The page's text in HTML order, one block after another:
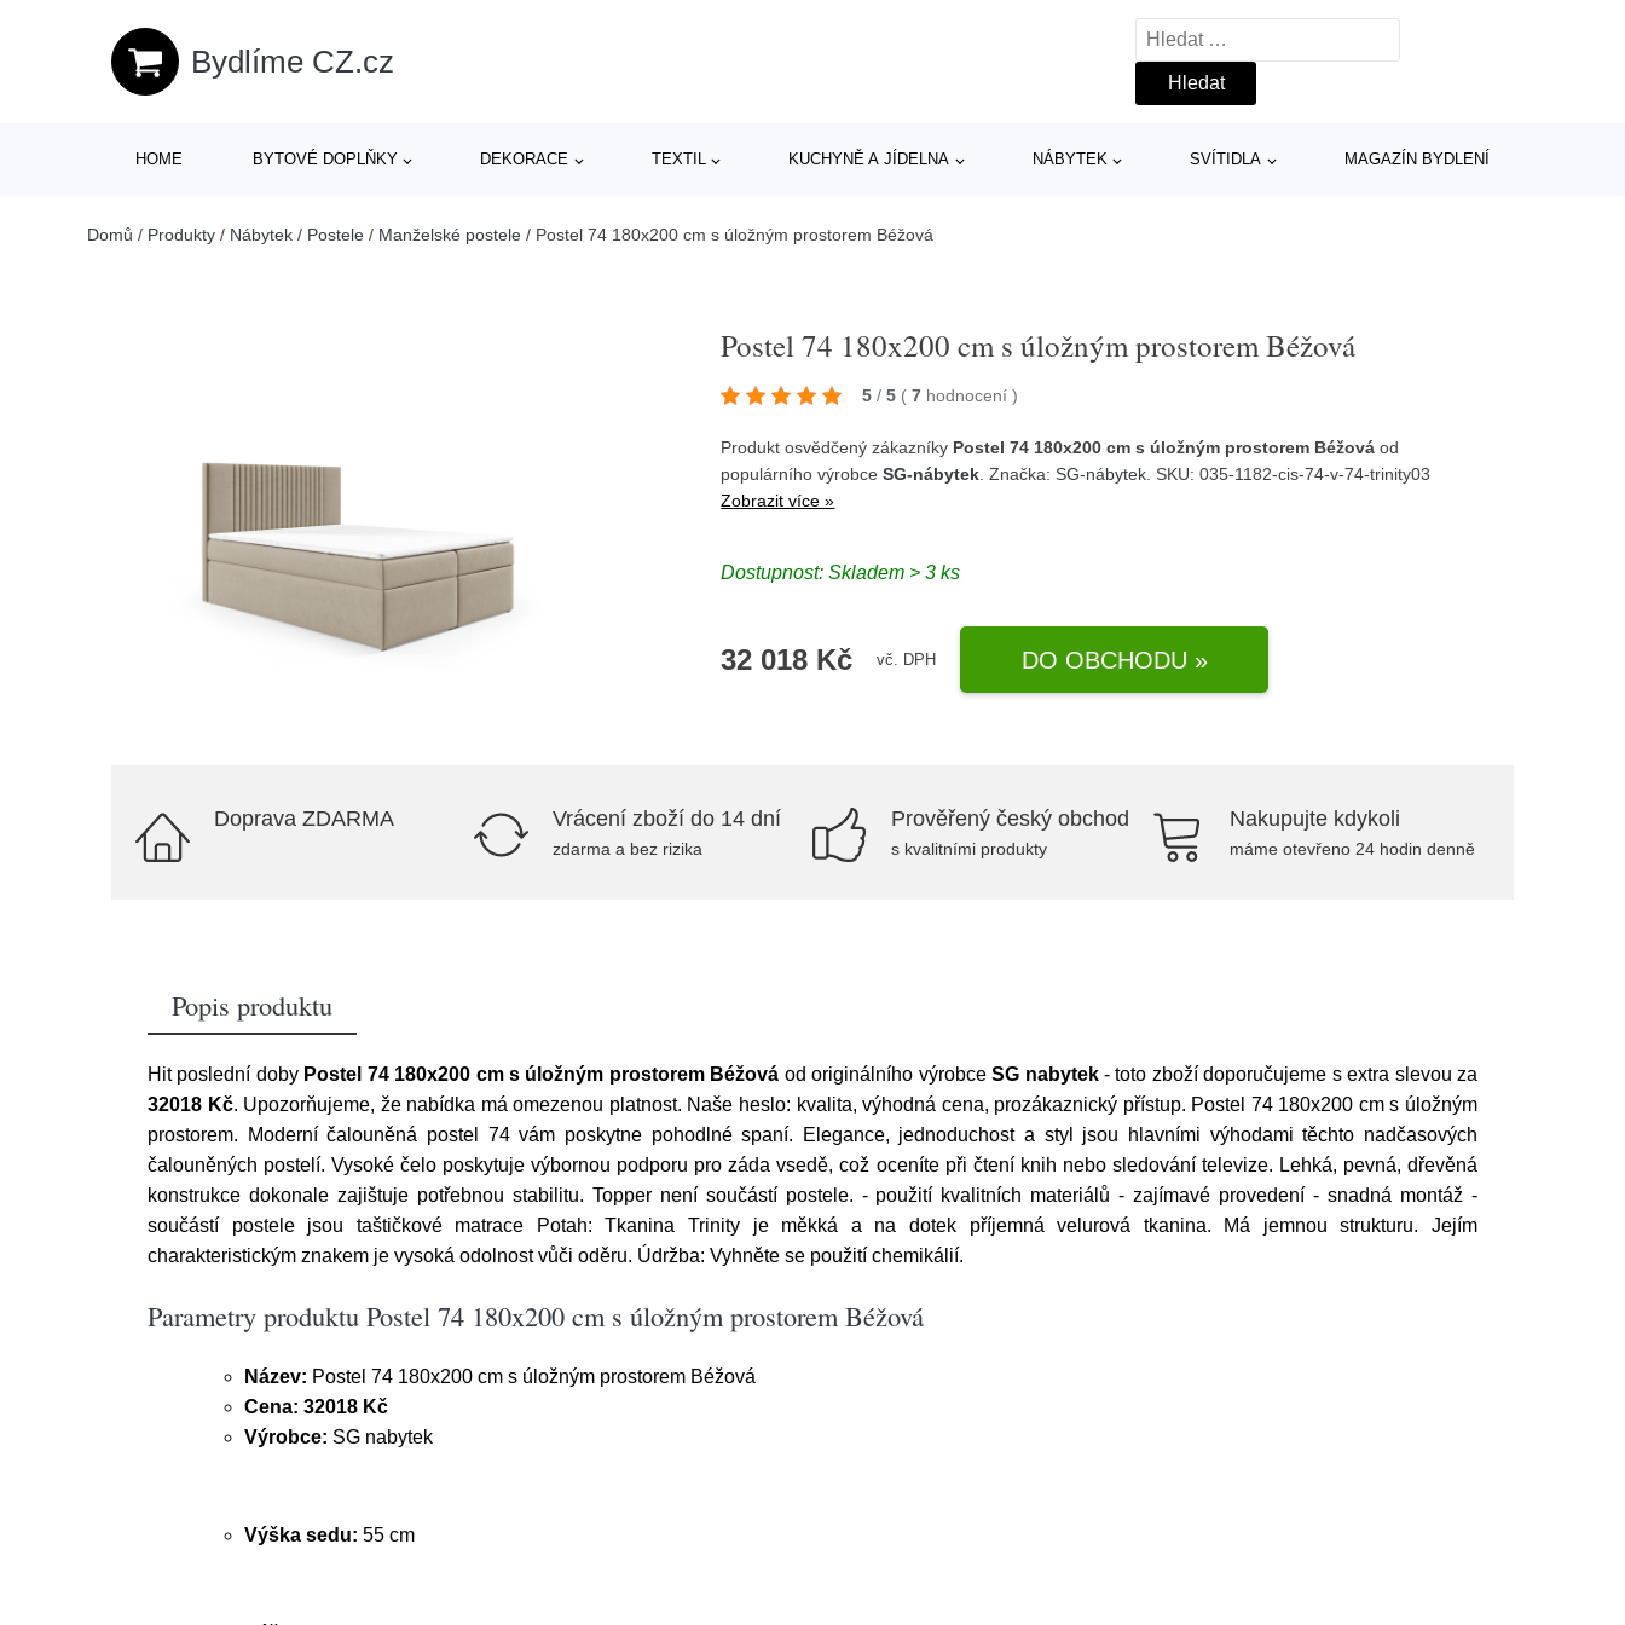
Bydlíme CZ.cz
Vyhledávání
HOME BYTOVÉ DOPLŇKY DEKORACE TEXTIL KUCHYNĚ A JÍDELNA NÁBYTEK SVÍTIDLA MAGAZÍN BYDLENÍ
Domů / Produkty / Nábytek / Postele / Manželské postele / Postel 74 180x200 cm s úložným prostorem Béžová
Postel 74 180x200 cm s úložným prostorem Béžová
5 / 5 ( 7 hodnocení)
Produkt osvědčený zákazníky Postel 74 180x200 cm s úložným prostorem Béžová od
populárního výrobceSG-nábytek . Značka:SG-nábytek . SKU: 035-1182-cis-74-v-74-trinity03
Zobrazit více »
Dostupnost:Skladem > 3 ks
32 018 Kč vč. DPH DO OBCHODU »
Doprava ZDARMA Vrácení zboží do 14 dní
zdarma a bez rizika
Prověřený český obchod
s kvalitními produkty
Nakupujte kdykoli
máme otevřeno 24 hodin denně
Popis produktu
Hit poslední doby Postel 74 180x200 cm s úložným prostorem Béžová od originálního výrobceSG nabytek- toto zboží doporučujeme s extra slevou za
32018 Kč. Upozorňujeme, že nabídka má omezenou platnost. Naše heslo: kvalita, výhodná cena, prozákaznický přístup. Postel 74 180x200 cm s úložným
prostorem. Moderní čalouněná postel 74 vám poskytne pohodlné spaní. Elegance, jednoduchost a styl jsou hlavními výhodami těchto nadčasových
čalouněných postelí. Vysoké čelo poskytuje výbornou podporu pro záda vsedě, což oceníte při čtení knih nebo sledování televize. Lehká, pevná, dřevěná
konstrukce dokonale zajištuje potřebnou stabilitu. Topper není součástí postele. - použití kvalitních materiálů - zajímavé provedení - snadná montáž -
součástí postele jsou taštičkové matrace Potah: Tkanina Trinity je měkká a na dotek příjemná velurová tkanina. Má jemnou strukturu. Jejím
charakteristickým znakem je vysoká odolnost vůči oděru. Údržba: Vyhněte se použití chemikálií.
Parametry produktu Postel 74 180x200 cm s úložným prostorem Béžová
Název: Postel 74 180x200 cm s úložným prostorem Béžová
Cena: 32018 Kč
Výrobce: SG nabytek
Výška sedu: 55 cm